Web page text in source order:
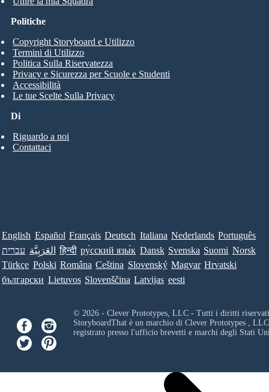
Di
Riguardo a noi
Contattaci
Politiche
Copyright Storyboard e Utilizzo
Termini di Utilizzo
Politica Sulla Riservatezza
Privacy e Sicurezza per Scuole e Studenti
Accessibilità
Le tue Scelte Sulla Privacy
English Español Français Deutsch Italiana Nederlands Português
עברית العَرَبِيَّة हिन्दी ру́сский язы́к Dansk Svenska Suomi Norsk
Türkçe Polski Româna Ceština Slovenský Magyar Hrvatski
български Lietuvos Slovenščina Latvijas eesti
© 2026 - Clever Prototypes, LLC - Tutti i diritti
StoryboardThat è un marchio di Clever Prototypes , LLC
registrato presso l'ufficio brevetti e marchi degli Stati